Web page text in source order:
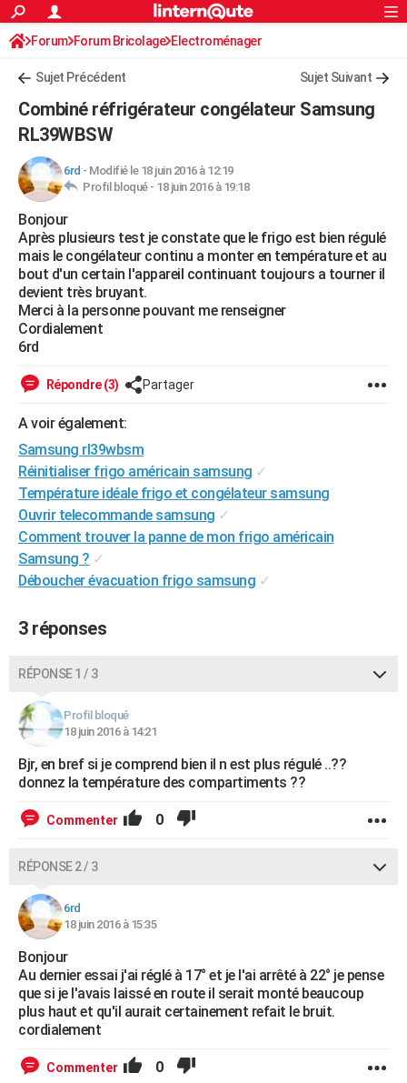
ACTUALITÉS
Politique
Société
Faits Divers
Education
Monde
Villes
+
Programme TV
TNTStreaming
Cinéma
Sorties cinéma
Musique
+FINANCE
Retraite
Impôts
Epargne
Immobilier
Risques naturels par ville
Banque
Assurance
Crédit
AUTO
Essais
Réserver un essai
Citadines
Berlines
SUV
Forum auto
HIGH-TECH
Mobiles
Meilleur smartphone
Internet
Ordinateurs
Jeux vidéo
Guide high-tech
+BRICOLAGE
Forum
Aménagement intérieur
Extérieur
Cuisine
Salle de bains
Jardinage
Rangement
WEEK-END
Guides de France
Escapades
Patrimoine
Expositions
Musées
Week-end nature
+LIFESTYLE
Art de vivre
Bien-être
Loisirs
Mode
Modes de vie
SANTE
Alimentation
Guide de la santé
Maladies
Médicaments
Sommeil
VOYAGE
Destinations
City break
Voyage nature
Voyage de noces
Forum
Climat
+PHOTO
GUIDES D'ACHAT
BONS PLANS
CARTE DE VOEUX
Carte de Noël
Carte Bonne année
Carte Saint-Valentin
Carte Pâques
Carte d'anniversaire
DICTIONNAIRE
S'inscrire
Se connecter
Lycées
Collèges
Primaires
Universités
Entreprises
Service militaire
Avis de recherche
FORUM
Bricolage
Lifestyle
Culture
Sport
Auto
Television
Voyage
Cinema
S'inscrire
Connexion
Forum Forum Bricolage Electroménager
Sujet Précédent Sujet Suivant
Combiné réfrigérateur congélateur Samsung
RL39WBSW
6rd - Modifié le 18 juin 2016 à 12:19
Profil bloqué - 18 juin 2016 à 19:18
Bonjour
Après plusieurs test je constate que le frigo est bien régulé
mais le congélateur continu a monter en température et au
bout d'un certain l'appareil continuant toujours a tourner il
devient très bruyant.
Merci à la personne pouvant me renseigner
Cordialement
6rd
Répondre (3) Partager
A voir également:
Samsung rl39wbsm
Réinitialiser frigo américain samsung ✓
Température idéale frigo et congélateur samsung
Ouvrir telecommande samsung ✓
Comment trouver la panne de mon frigo américain
Samsung ? ✓
Déboucher évacuation frigo samsung ✓
3 réponses
RÉPONSE 1 / 3
Profil bloqué
18 juin 2016 à 14:21
Bjr, en bref si je comprend bien il n est plus régulé ..??
donnez la température des compartiments ??
Commenter 0
RÉPONSE 2 / 3
6rd
18 juin 2016 à 15:35
Bonjour
Au dernier essai j'ai réglé à 17° et je l'ai arrêté à 22° je pense
que si je l'avais laissé en route il serait monté beaucoup
plus haut et qu'il aurait certainement refait le bruit.
cordialement
Commenter 0